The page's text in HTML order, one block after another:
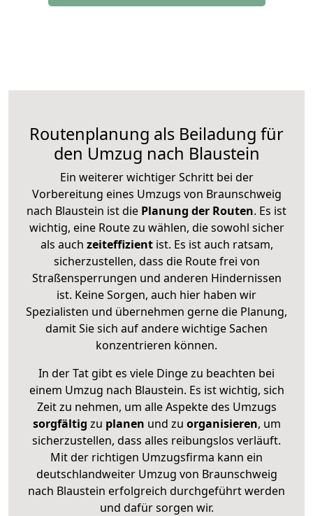
Routenplanung als Beiladung für
den Umzug nach Blaustein
Ein weiterer wichtiger Schritt bei der
Vorbereitung eines Umzugs von Braunschweig
nach Blaustein ist die Planung der Routen. Es ist
wichtig, eine Route zu wählen, die sowohl sicher
als auch zeiteffizientist. Es ist auch ratsam,
sicherzustellen, dass die Route frei von
Straßensperrungen und anderen Hindernissen
ist. Keine Sorgen, auch hier haben wir
Spezialisten und übernehmen gerne die Planung,
damit Sie sich auf andere wichtige Sachen
konzentrieren können.
In der Tat gibt es viele Dinge zu beachten bei
einem Umzug nach Blaustein. Es ist wichtig, sich
Zeit zu nehmen, um alle Aspekte des Umzugs
sorgfältig zu planen und zu organisieren, um
sicherzustellen, dass alles reibungslos verläuft.
Mit der richtigen Umzugsfirma kann ein
deutschlandweiter Umzug von Braunschweig
nach Blaustein erfolgreich durchgeführt werden
und dafür sorgen wir.